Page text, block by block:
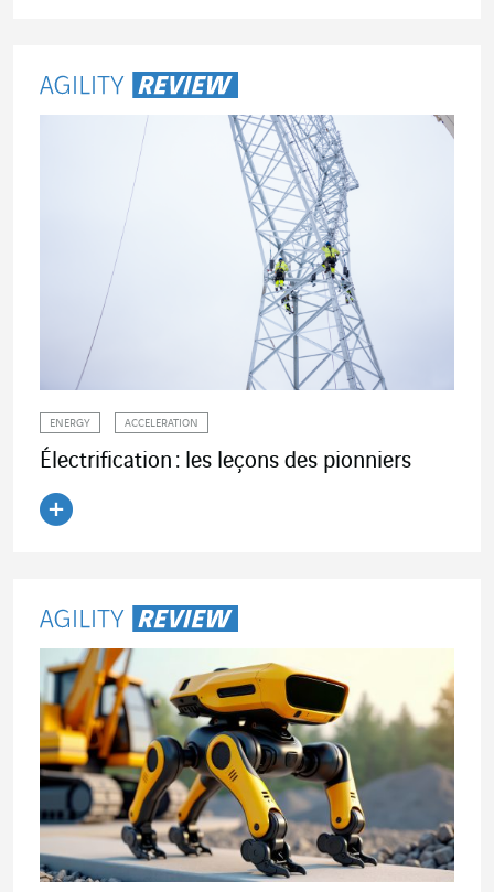
ENERGY ACCELERATION
Électrification : les leçons des pionniers